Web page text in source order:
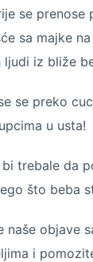
se prenose
sa majke
ljudi iz bliže
se preko
u usta!
bi trebale da
što beba
naše objave
i